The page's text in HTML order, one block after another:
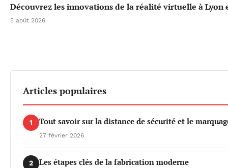
Découvrez les innovations de la réalité virtuelle à Lyon
5 août 2026
Articles populaires
1 Tout savoir sur la distance de sécurité et le
27 février 2026
2 Les étapes clés de la fabrication moderne